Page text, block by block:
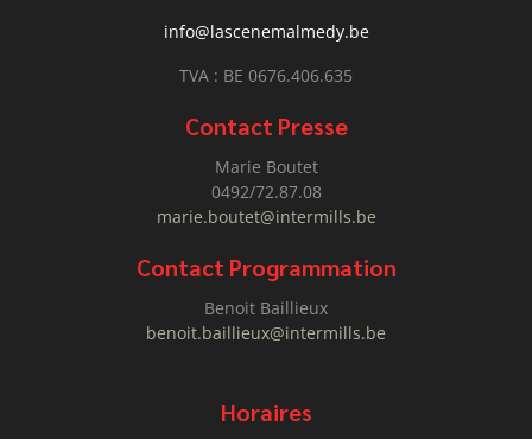
info@lascenemalmedy.be
TVA : BE 0676.406.635
Contact Presse
Marie Boutet
0492/72.87.08
marie.boutet@intermills.be
Contact Programmation
Benoit Baillieux
benoit.baillieux@intermills.be
Horaires